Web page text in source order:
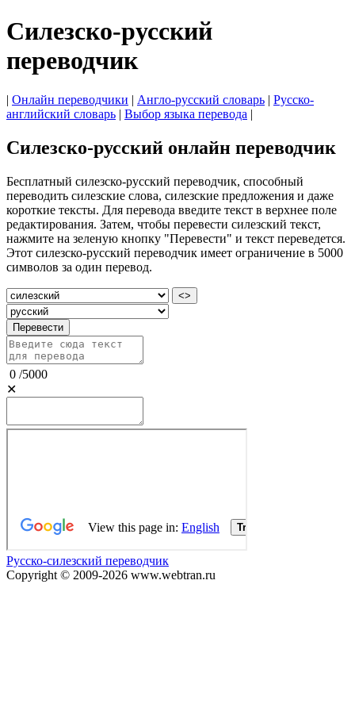
Силезско-русский
переводчик
| Онлайн переводчики | Англо-русский словарь | Русско-
английский словарь | Выбор языка перевода |
Силезско-русский онлайн переводчик
Бесплатный силезско-русский переводчик, способный
переводить силезские слова, силезские предложения и даже
короткие тексты. Для перевода введите текст в верхнее поле
редактирования. Затем, чтобы перевести силезский текст,
нажмите на зеленую кнопку "Перевести" и текст переведется.
Этот силезско-русский переводчик имеет ограничение в 5000
символов за один перевод.
<>
Перевести
0 /5000
✕
Русско-силезский переводчик
Copyright © 2009-2026 www.webtran.ru